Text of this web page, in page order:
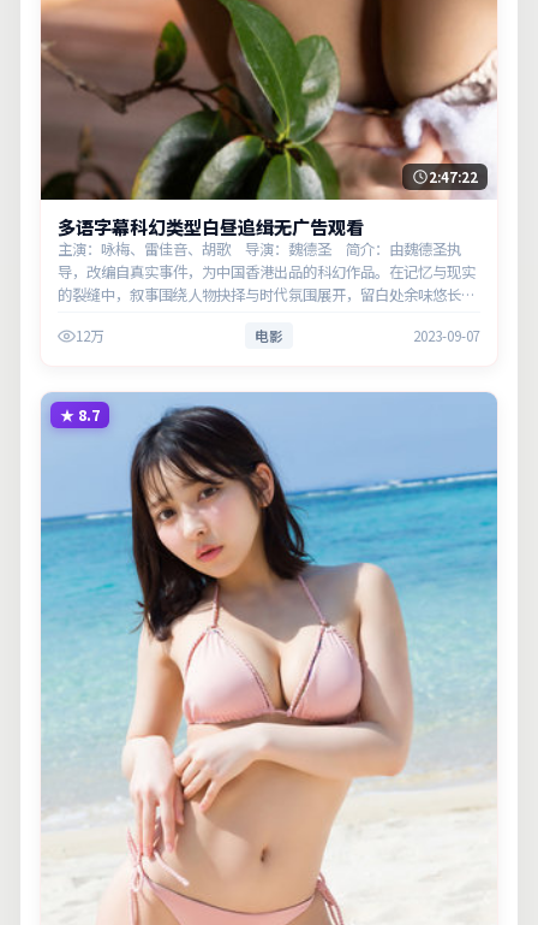
2:47:22
多语字幕科幻类型白昼追缉无广告观看
主演：咏梅、雷佳音、胡歌 导演：魏德圣 简介：由魏德圣执
导，改编自真实事件，为中国香港出品的科幻作品。在记忆与现实
的裂缝中，叙事围绕人物抉择与时代氛围展开，留白处余味悠长，
义。12万 电影 2023-09-07
★ 8.7